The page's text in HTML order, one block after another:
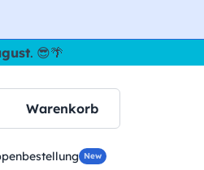
. 😎🌴
Warenkorb
New